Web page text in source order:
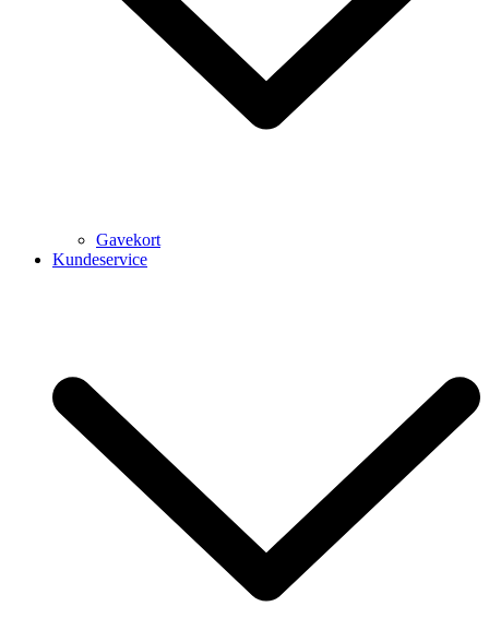
Gavekort
Kundeservice